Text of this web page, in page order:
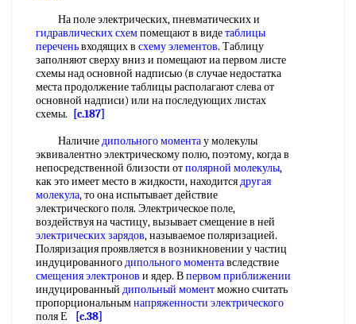
На поле электрических, пневматических и
гидравлических схемпомещают в видетаблицы
переченьвходящих в схему элементов. Таблицу
заполняют сверху вниз и помещают иа первом листе
схемы над основной надписью (в случае недостатка
места продолжение таблицы располагают слева от
основной надписи) или на последующих листах
схемы.
[c.187]
Наличиедипольного моментау молекулы
эквивалентно электрическому полю, поэтому, когда в
непосредственной близости отполярной молекулы,
как это имеет место в жидкости, находитсядругая
молекула, то она испытывает действие
электрического поля. Электрическое поле,
воздействуя на частицу, вызывает смещение в ней
электрических зарядов, называемое поляризацией.
Поляризация проявляется в возникновении у частиц
индуцированногодипольного моментавследствие
смещения электронов и ядер. Впервом приближении
индуцированный дипольный моментможно считать
пропорциональнымнапряженности электрического
поля Е
[c.38]